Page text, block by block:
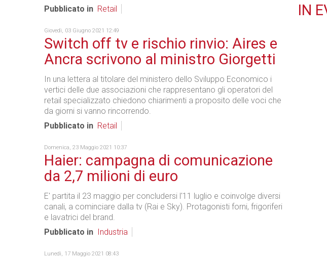
Pubblicato in Retail
Giovedì, 03 Giugno 2021 12:49
Switch off tv e rischio rinvio: Aires e
Ancra scrivono al ministro Giorgetti
In una lettera al titolare del ministero dello Sviluppo Economico i
vertici delle due associazioni che rappresentano gli operatori del
retail specializzato chiedono chiarimenti a proposito delle voci che
da giorni si vanno rincorrendo.
Pubblicato in Retail
Domenica, 23 Maggio 2021 10:37
Haier: campagna di comunicazione
da 2,7 milioni di euro
E' partita il 23 maggio per concludersi l'11 luglio e coinvolge diversi
canali, a cominciare dalla tv (Rai e Sky). Protagonisti forni, frigoriferi
e lavatrici del brand.
Pubblicato in
Industria
Lunedì, 17 Maggio 2021 08:43
IN